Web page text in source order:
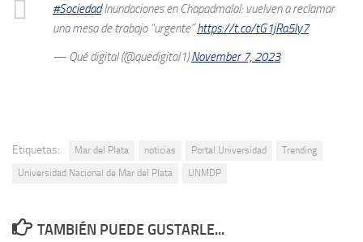
#SociedadInundaciones en Chapadmalal: vuelven a reclamar
una mesa de trabajo “urgente”https://t.co/tG1jRa5ly7
— Qué digital (@quedigital1)November 7, 2023
Etiquetas: Mar del Plata noticias Portal Universidad
Trending
Universidad Nacional de Mar del Plata
UNMDP
TAMBIÉN PUEDE GUSTARLE...